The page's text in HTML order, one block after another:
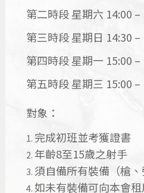
第二時段 星期六 14:00 –
第三時段 星期日 14:30 –
第四時段 星期一 15:00 –
第五時段 星期三 15:00 –
對象：
完成初班並考獲證書
年齡8至15歲之射手
須自備所有裝備（槍、
如未有裝備可向本會